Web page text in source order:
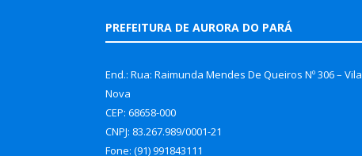
PREFEITURA DE AURORA DO PARÁ
End.: Rua: Raimunda Mendes De Queiros Nº 306 – Vila
Nova
CEP: 68658-000
CNPJ: 83.267.989/0001-21
Fone: (91) 991843111